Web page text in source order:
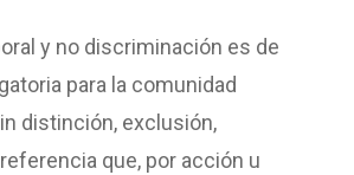
y no discriminación es de
para la comunidad
distinción, exclusión,
que, por acción u